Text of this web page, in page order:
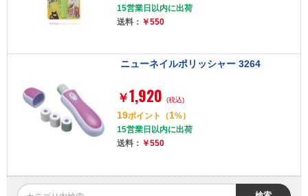
15営業日以内に出荷
送料： ￥550
ニューネイルポリッシャー 3264
￥1,920 (税込)
19ポイント （1%）
15営業日以内に出荷
送料： ￥550